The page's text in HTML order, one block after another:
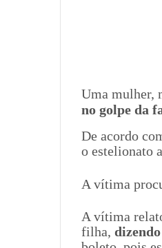
Uma mulher,
no golpe da
De acordo
o estelionato
A vítima
A vítima
filha,